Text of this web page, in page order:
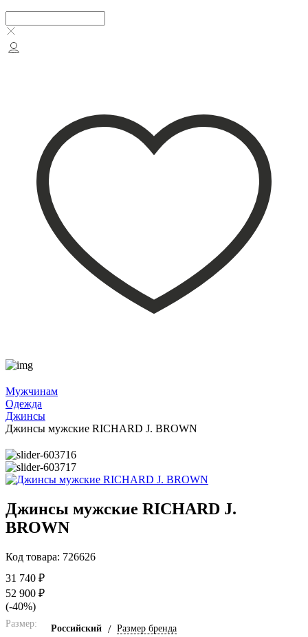
Мужчинам
Одежда
Джинсы
Джинсы мужские RICHARD J. BROWN
Джинсы мужские RICHARD J.
BROWN
Код товара: 726626
31 740 ₽
52 900 ₽
(-40%)
Размер: Российский / Размер бренда